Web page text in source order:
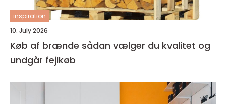
inspiration
10. July 2026
Køb af brænde sådan vælger du kvalitet og
undgår fejlkøb